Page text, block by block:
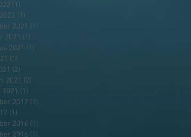
(1)
(1)
2021 (1)
2021 (1)
2021 (1)
(1)
(2)
2021 (2)
(1)
2017 (1)
(1)
2016 (1)
2016 (1)